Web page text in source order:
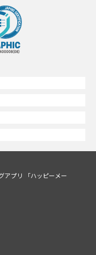
アプリ 「ハッピーメー